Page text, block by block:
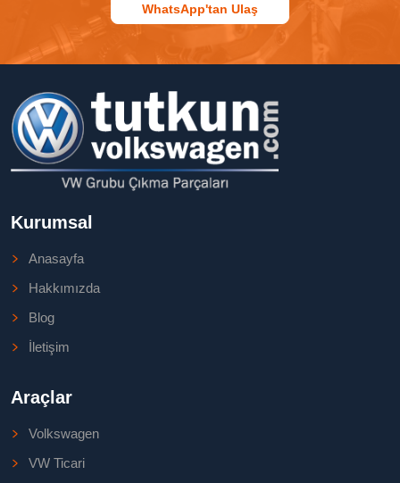
WhatsApp'tan Ulaş
Kurumsal
Anasayfa
Hakkımızda
Blog
İletişim
Araçlar
Volkswagen
VW Ticari